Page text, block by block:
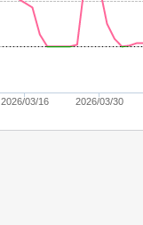
2026/03/16 2026/03/30